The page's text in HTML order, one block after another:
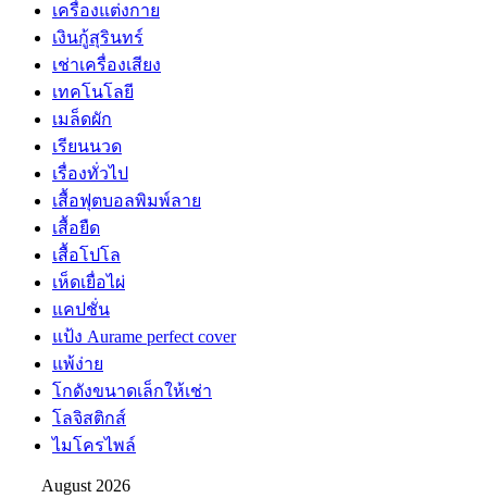
เครื่องแต่งกาย
เงินกู้สุรินทร์
เช่าเครื่องเสียง
เทคโนโลยี
เมล็ดผัก
เรียนนวด
เรื่องทั่วไป
เสื้อฟุตบอลพิมพ์ลาย
เสื้อยืด
เสื้อโปโล
เห็ดเยื่อไผ่
แคปชั่น
แป้ง Aurame perfect cover
แพ้ง่าย
โกดังขนาดเล็กให้เช่า
โลจิสติกส์
ไมโครไพล์
August 2026